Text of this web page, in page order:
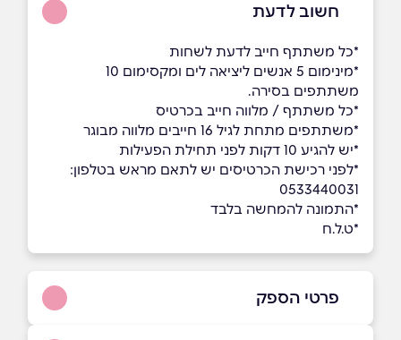
חשוב לדעת
*כל משתתף חייב לדעת לשחות
*מינימום 5 אנשים ליציאה לים ומקסימום 10
משתתפים בסירה.
*כל משתתף / מלווה חייב בכרטיס
*משתתפים מתחת לגיל 16 חייבים מלווה מבוגר
*יש להגיע 10 דקות לפני תחילת הפעילות
*לפני רכישת הכרטיסים יש לתאם מראש בטלפון:
0533440031
*התמונה להמחשה בלבד
*ט.ל.ח
פרטי הספק